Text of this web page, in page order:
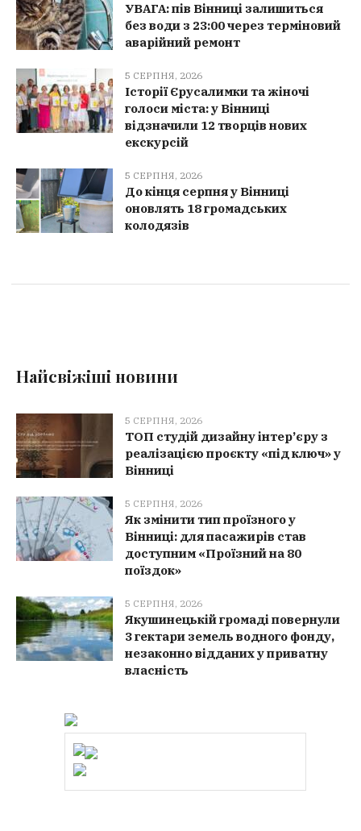
УВАГА: пів Вінниці залишиться
без води з 23:00 через терміновий
аварійний ремонт
5 СЕРПНЯ, 2026
Історії Єрусалимки та жіночі
голоси міста: у Вінниці
відзначили 12 творців нових
екскурсій
5 СЕРПНЯ, 2026
До кінця серпня у Вінниці
оновлять 18 громадських
колодязів
Найсвіжіші новини
5 СЕРПНЯ, 2026
ТОП студій дизайну інтер’єру з
реалізацією проєкту «під ключ» у
Вінниці
5 СЕРПНЯ, 2026
Як змінити тип проїзного у
Вінниці: для пасажирів став
доступним «Проїзний на 80
поїздок»
5 СЕРПНЯ, 2026
Якушинецькій громаді повернули
3 гектари земель водного фонду,
незаконно відданих у приватну
власність